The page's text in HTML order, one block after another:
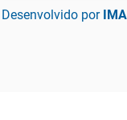
Desenvolvido por